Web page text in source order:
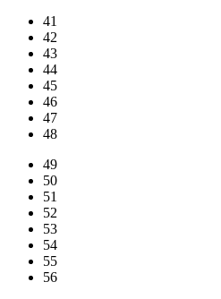
41
42
43
44
45
46
47
48
49
50
51
52
53
54
55
56